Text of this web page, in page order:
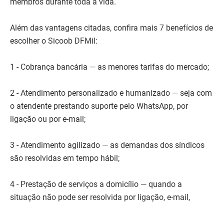
Além das vantagens citadas, confira mais 7 benefícios de
escolher o Sicoob DFMil:
1 - Cobrança bancária — as menores tarifas do mercado;
2 - Atendimento personalizado e humanizado — seja com
o atendente prestando suporte pelo WhatsApp, por
ligação ou por e-mail;
3 - Atendimento agilizado — as demandas dos síndicos
são resolvidas em tempo hábil;
4 - Prestação de serviços a domicílio — quando a
situação não pode ser resolvida por ligação, e-mail,